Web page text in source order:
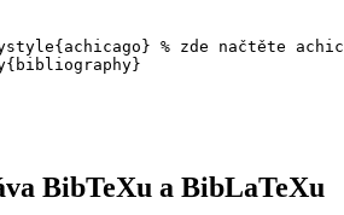
{achicago} % zde načtěte
{bibliography}
BibTeXu a BibLaTeXu